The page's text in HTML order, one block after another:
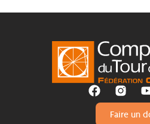
Faire un